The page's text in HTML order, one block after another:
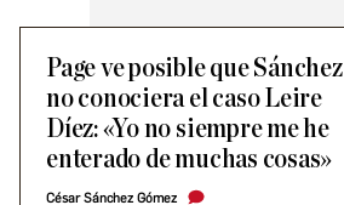
Page ve posible que Sánchez
no conociera el caso Leire
Díez: «Yo no siempre me he
enterado de muchas cosas»
César Sánchez Gómez